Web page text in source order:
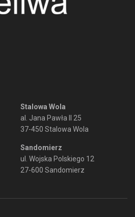
Stalowa Wola
al. Jana Pawła II 25
37-450 Stalowa Wola
Sandomierz
ul. Wojska Polskiego 12
27-600 Sandomierz